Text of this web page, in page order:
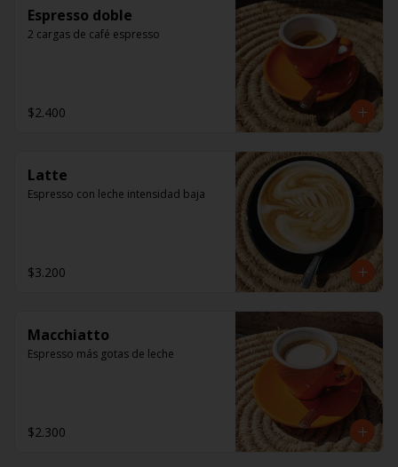
Espresso doble
2 cargas de café espresso
$2.400
Latte
Espresso con leche intensidad baja
$3.200
Macchiatto
Espresso más gotas de leche
$2.300